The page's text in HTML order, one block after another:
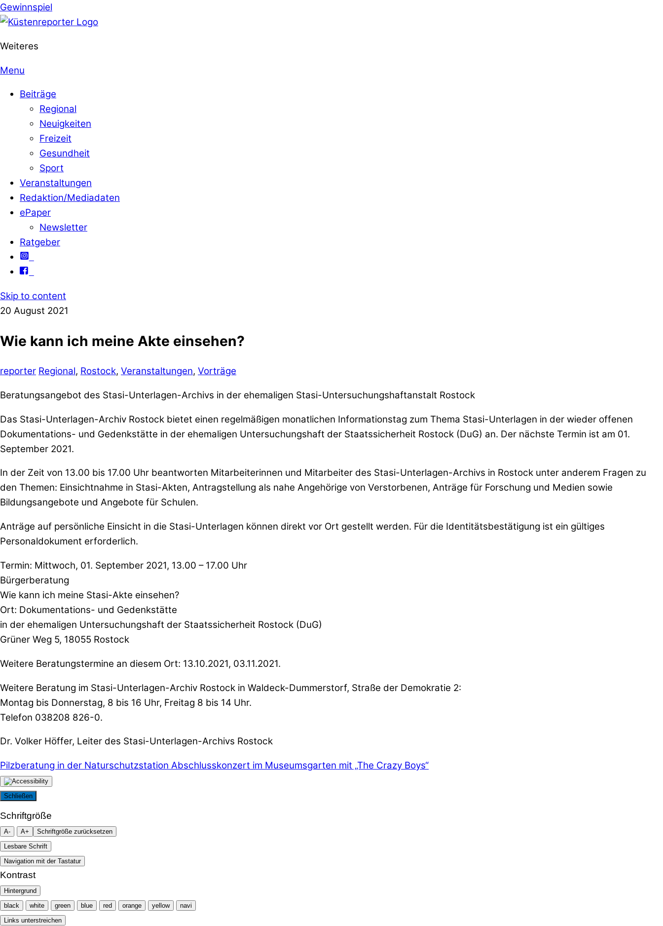
Gewinnspiel
Weiteres
Menu
Beiträge
Regional
Neuigkeiten
Freizeit
Gesundheit
Sport
Veranstaltungen
Redaktion/Mediadaten
ePaper
Newsletter
Ratgeber
Skip to content
20 August 2021
Wie kann ich meine Akte einsehen?
reporter Regional, Rostock, Veranstaltungen, Vorträge
Beratungsangebot des Stasi-Unterlagen-Archivs in der ehemaligen Stasi-Untersuchungshaftanstalt Rostock
Das Stasi-Unterlagen-Archiv Rostock bietet einen regelmäßigen monatlichen Informationstag zum Thema Stasi-Unterlagen in der wieder offenen
Dokumentations- und Gedenkstätte in der ehemaligen Untersuchungshaft der Staatssicherheit Rostock (DuG) an. Der nächste Termin ist am 01.
September 2021.
In der Zeit von 13.00 bis 17.00 Uhr beantworten Mitarbeiterinnen und Mitarbeiter des Stasi-Unterlagen-Archivs in Rostock unter anderem Fragen zu
den Themen: Einsichtnahme in Stasi-Akten, Antragstellung als nahe Angehörige von Verstorbenen, Anträge für Forschung und Medien sowie
Bildungsangebote und Angebote für Schulen.
Anträge auf persönliche Einsicht in die Stasi-Unterlagen können direkt vor Ort gestellt werden. Für die Identitätsbestätigung ist ein gültiges
Personaldokument erforderlich.
Termin: Mittwoch, 01. September 2021, 13.00 – 17.00 Uhr
Bürgerberatung
Wie kann ich meine Stasi-Akte einsehen?
Ort: Dokumentations- und Gedenkstätte
in der ehemaligen Untersuchungshaft der Staatssicherheit Rostock (DuG)
Grüner Weg 5, 18055 Rostock
Weitere Beratungstermine an diesem Ort: 13.10.2021, 03.11.2021.
Weitere Beratung im Stasi-Unterlagen-Archiv Rostock in Waldeck-Dummerstorf, Straße der Demokratie 2:
Montag bis Donnerstag, 8 bis 16 Uhr, Freitag 8 bis 14 Uhr.
Telefon 038208 826-0.
Dr. Volker Höffer, Leiter des Stasi-Unterlagen-Archivs Rostock
Pilzberatung in der Naturschutzstation Abschlusskonzert im Museumsgarten mit „The Crazy Boys“
Schließen
Schriftgröße
A- A+
Schriftgröße zurücksetzen
Lesbare Schrift
Navigation mit der Tastatur
Kontrast
Hintergrund
black
white green blue red orange yellow
navi
Links unterstreichen